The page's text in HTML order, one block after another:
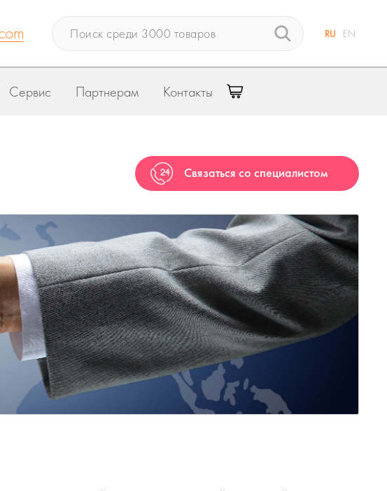
RU EN
Сервис Партнерам Контакты
Связаться со специалистом